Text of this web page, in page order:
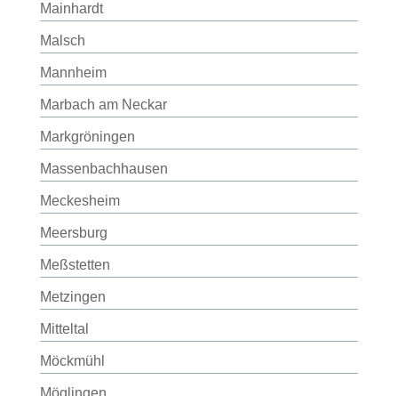
Mainhardt
Malsch
Mannheim
Marbach am Neckar
Markgröningen
Massenbachhausen
Meckesheim
Meersburg
Meßstetten
Metzingen
Mitteltal
Möckmühl
Möglingen